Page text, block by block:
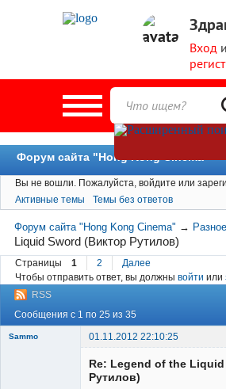
Вход
Форум сайта "Hong Kong Cinema"
Форум
Новости
Пользователи
Поиск
Вы не вошли. Пожалуйста, войдите или
Активные темы
Темы без ответов
Форум сайта "Hong Kong Cinema" → Разное
Liquid Sword (Виктор Рутилов)
Страницы 1 2
Далее
Чтобы отправить ответ, вы должны войти или
RSS
Сообщения с 1 по 25 из 35
Sammo
01.11.2012 22:10:25
Re: Legend of the
Рутилов)